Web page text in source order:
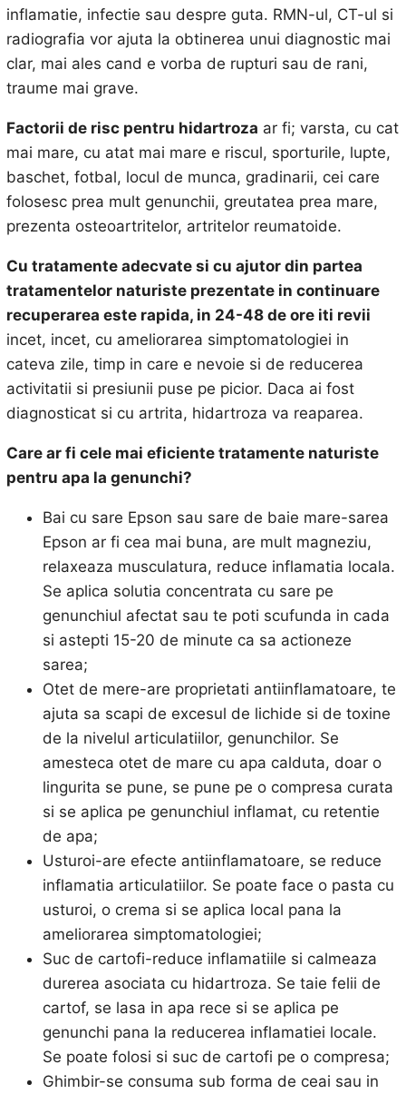
inflamatie, infectie sau despre guta. RMN-ul, CT-ul si
radiografia vor ajuta la obtinerea unui diagnostic mai
clar, mai ales cand e vorba de rupturi sau de rani,
traume mai grave.
Factorii de risc pentru hidartroza ar fi; varsta, cu cat
mai mare, cu atat mai mare e riscul, sporturile, lupte,
baschet, fotbal, locul de munca, gradinarii, cei care
folosesc prea mult genunchii, greutatea prea mare,
prezenta osteoartritelor, artritelor reumatoide.
Cu tratamente adecvate si cu ajutor din partea
tratamentelor naturiste prezentate in continuare
recuperarea este rapida, in 24-48 de ore iti revii
incet, incet, cu ameliorarea simptomatologiei in
cateva zile, timp in care e nevoie si de reducerea
activitatii si presiunii puse pe picior. Daca ai fost
diagnosticat si cu artrita, hidartroza va reaparea.
Care ar fi cele mai eficiente tratamente naturiste
pentru apa la genunchi?
Bai cu sare Epson sau sare de baie mare-sarea
Epson ar fi cea mai buna, are mult magneziu,
relaxeaza musculatura, reduce inflamatia locala.
Se aplica solutia concentrata cu sare pe
genunchiul afectat sau te poti scufunda in cada
si astepti 15-20 de minute ca sa actioneze
sarea;
Otet de mere-are proprietati antiinflamatoare, te
ajuta sa scapi de excesul de lichide si de toxine
de la nivelul articulatiilor, genunchilor. Se
amesteca otet de mare cu apa calduta, doar o
lingurita se pune, se pune pe o compresa curata
si se aplica pe genunchiul inflamat, cu retentie
de apa;
Usturoi-are efecte antiinflamatoare, se reduce
inflamatia articulatiilor. Se poate face o pasta cu
usturoi, o crema si se aplica local pana la
ameliorarea simptomatologiei;
Suc de cartofi-reduce inflamatiile si calmeaza
durerea asociata cu hidartroza. Se taie felii de
cartof, se lasa in apa rece si se aplica pe
genunchi pana la reducerea inflamatiei locale.
Se poate folosi si suc de cartofi pe o compresa;
Ghimbir-se consuma sub forma de ceai sau in